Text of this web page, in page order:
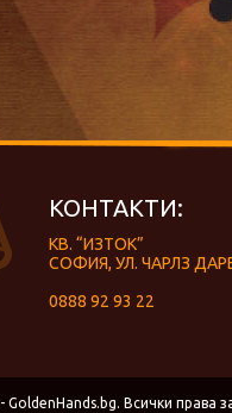
КОНТАКТИ:
КВ. “ИЗТОК”
СОФИЯ, УЛ. ЧАРЛЗ
0888 92 93 22
Всички права